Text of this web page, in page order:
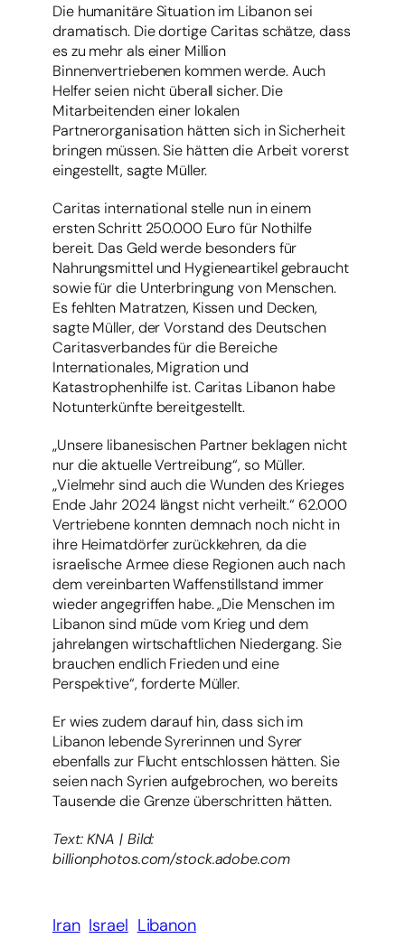
Die humanitäre Situation im Libanon sei
dramatisch. Die dortige Caritas schätze, dass
es zu mehr als einer Million
Binnenvertriebenen kommen werde. Auch
Helfer seien nicht überall sicher. Die
Mitarbeitenden einer lokalen
Partnerorganisation hätten sich in Sicherheit
bringen müssen. Sie hätten die Arbeit vorerst
eingestellt, sagte Müller.
Caritas international stelle nun in einem
ersten Schritt 250.000 Euro für Nothilfe
bereit. Das Geld werde besonders für
Nahrungsmittel und Hygieneartikel gebraucht
sowie für die Unterbringung von Menschen.
Es fehlten Matratzen, Kissen und Decken,
sagte Müller, der Vorstand des Deutschen
Caritasverbandes für die Bereiche
Internationales, Migration und
Katastrophenhilfe ist. Caritas Libanon habe
Notunterkünfte bereitgestellt.
„Unsere libanesischen Partner beklagen nicht
nur die aktuelle Vertreibung“, so Müller.
„Vielmehr sind auch die Wunden des Krieges
Ende Jahr 2024 längst nicht verheilt.“ 62.000
Vertriebene konnten demnach noch nicht in
ihre Heimatdörfer zurückkehren, da die
israelische Armee diese Regionen auch nach
dem vereinbarten Waffenstillstand immer
wieder angegriffen habe. „Die Menschen im
Libanon sind müde vom Krieg und dem
jahrelangen wirtschaftlichen Niedergang. Sie
brauchen endlich Frieden und eine
Perspektive“, forderte Müller.
Er wies zudem darauf hin, dass sich im
Libanon lebende Syrerinnen und Syrer
ebenfalls zur Flucht entschlossen hätten. Sie
seien nach Syrien aufgebrochen, wo bereits
Tausende die Grenze überschritten hätten.
Text: KNA | Bild:
billionphotos.com/stock.adobe.com
Iran Israel Libanon